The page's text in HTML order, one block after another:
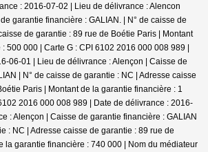
: 2016-07-02 | Lieu de délivrance : Alencon
garantie financière : GALIAN. | N° de caisse de
de garantie : 89 rue de Boétie Paris | Montant
500 000 | Carte G : CPI 6102 2016 000 008 989 |
06-01 | Lieu de délivrance : Alençon | Caisse de
| N° de caisse de garantie : NC | Adresse caisse
Paris | Montant de la garantie financière : 1
2016 000 008 989 | Date de délivrance : 2016-
: Alençon | Caisse de garantie financière : GALIAN
: NC | Adresse caisse de garantie : 89 rue de
la garantie financière : 740 000 | Nom du médiateur